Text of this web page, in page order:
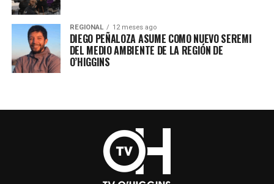
REGIONAL 12 meses ago
DIEGO PEÑALOZA ASUME COMO NUEVO SEREMI
DEL MEDIO AMBIENTE DE LA REGIÓN DE
O’HIGGINS